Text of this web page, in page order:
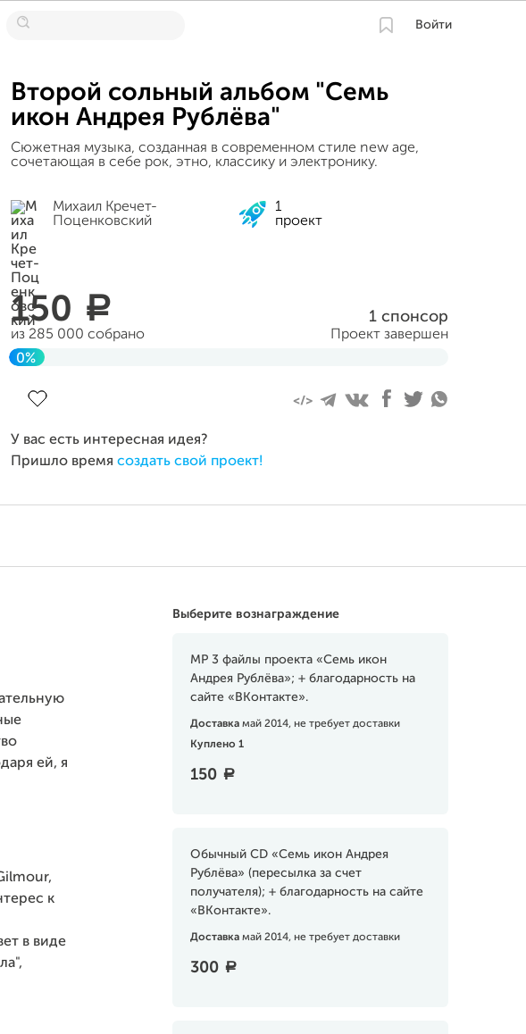
Войти
Второй сольный альбом "Семь
икон Андрея Рублёва"
Сюжетная музыка, созданная в современном стиле new age,
сочетающая в себе рок, этно, классику и электронику.
Михаил Кречет-
Поценковский
1
проект
150 a
из 285 000 собрано
1 спонсор
Проект завершен
0%
У вас есть интересная идея?
Пришло время создать свой проект!
Выберите вознаграждение
MP 3 файлы проекта «Семь икон
Андрея Рублёва»; + благодарность на
сайте «ВКонтакте».
Доставка май 2014, не требует доставки
Куплено 1
150 a
Обычный CD «Семь икон Андрея
Рублёва» (пересылка за счет
получателя); + благодарность на сайте
«ВКонтакте».
Доставка май 2014, не требует доставки
300 a
ей, я
ilmour,
к
в виде